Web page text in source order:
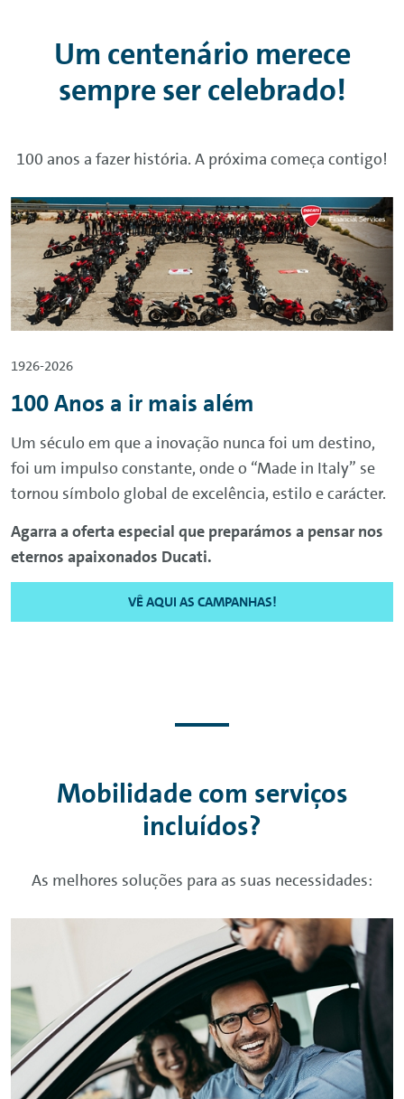
Um centenário merece
sempre ser celebrado!
100 anos a fazer história. A próxima começa contigo!
1926-2026
100 Anos a ir mais além
Um século em que a inovação nunca foi um destino,
foi um impulso constante, onde o “Made in Italy” se
tornou símbolo global de excelência, estilo e carácter.
Agarra a oferta especial que preparámos a pensar nos
eternos apaixonados Ducati.
VÊ AQUI AS CAMPANHAS!
Mobilidade com serviços
incluídos?
As melhores soluções para as suas necessidades: